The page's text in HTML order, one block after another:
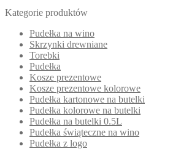
Kategorie produktów
Pudełka na wino
Skrzynki drewniane
Torebki
Pudełka
Kosze prezentowe
Kosze prezentowe kolorowe
Pudełka kartonowe na butelki
Pudełka kolorowe na butelki
Pudełka na butelki 0.5L
Pudełka świąteczne na wino
Pudełka z logo